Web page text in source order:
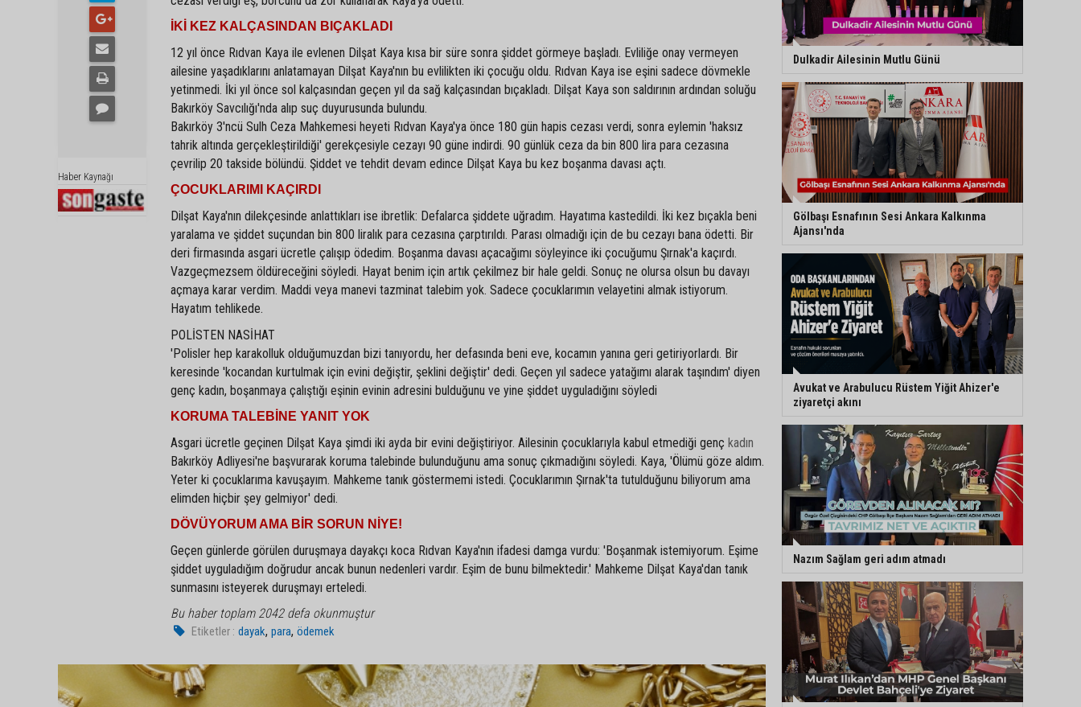
Haber Kaynağı
İKİ KEZ KALÇASINDAN BIÇAKLADI
12 yıl önce Rıdvan Kaya ile evlenen Dilşat Kaya kısa bir süre sonra şiddet görmeye başladı. Evliliğe onay vermeyen
ailesine yaşadıklarını anlatamayan Dilşat Kaya'nın bu evlilikten iki çocuğu oldu. Rıdvan Kaya ise eşini sadece dövmekle
yetinmedi. İki yıl önce sol kalçasından geçen yıl da sağ kalçasından bıçakladı. Dilşat Kaya son saldırının ardından soluğu
Bakırköy Savcılığı'nda alıp suç duyurusunda bulundu.
Bakırköy 3'ncü Sulh Ceza Mahkemesi heyeti Rıdvan Kaya'ya önce 180 gün hapis cezası verdi, sonra eylemin 'haksız
tahrik altında gerçekleştirildiği' gerekçesiyle cezayı 90 güne indirdi. 90 günlük ceza da bin 800 lira para cezasına
çevrilip 20 takside bölündü. Şiddet ve tehdit devam edince Dilşat Kaya bu kez boşanma davası açtı.
ÇOCUKLARIMI KAÇIRDI
Dilşat Kaya'nın dilekçesinde anlattıkları ise ibretlik: Defalarca şiddete uğradım. Hayatıma kastedildi. İki kez bıçakla beni
yaralama ve şiddet suçundan bin 800 liralık para cezasına çarptırıldı. Parası olmadığı için de bu cezayı bana ödetti. Bir
deri firmasında asgari ücretle çalışıp ödedim. Boşanma davası açacağımı söyleyince iki çocuğumu Şırnak'a kaçırdı.
Vazgeçmezsem öldüreceğini söyledi. Hayat benim için artık çekilmez bir hale geldi. Sonuç ne olursa olsun bu davayı
açmaya karar verdim. Maddi veya manevi tazminat talebim yok. Sadece çocuklarımın velayetini almak istiyorum.
Hayatım tehlikede.
POLİSTEN NASİHAT
'Polisler hep karakolluk olduğumuzdan bizi tanıyordu, her defasında beni eve, kocamın yanına geri getiriyorlardı. Bir
keresinde 'kocandan kurtulmak için evini değiştir, şeklini değiştir' dedi. Geçen yıl sadece yatağımı alarak taşındım' diyen
genç kadın, boşanmaya çalıştığı eşinin evinin adresini bulduğunu ve yine şiddet uyguladığını söyledi
KORUMA TALEBİNE YANIT YOK
Asgari ücretle geçinen Dilşat Kaya şimdi iki ayda bir evini değiştiriyor. Ailesinin çocuklarıyla kabul etmediği genç kadın
Bakırköy Adliyesi'ne başvurarak koruma talebinde bulunduğunu ama sonuç çıkmadığını söyledi. Kaya, 'Ölümü göze aldım.
Yeter ki çocuklarıma kavuşayım. Mahkeme tanık göstermemi istedi. Çocuklarımın Şırnak'ta tutulduğunu biliyorum ama
elimden hiçbir şey gelmiyor' dedi.
DÖVÜYORUM AMA BİR SORUN NİYE!
Geçen günlerde görülen duruşmaya dayakçı koca Rıdvan Kaya'nın ifadesi damga vurdu: 'Boşanmak istemiyorum. Eşime
şiddet uyguladığım doğrudur ancak bunun nedenleri vardır. Eşim de bunu bilmektedir.' Mahkeme Dilşat Kaya'dan tanık
sunmasını isteyerek duruşmayı erteledi.
Bu haber toplam 2042 defa okunmuştur
Etiketler : dayak,para,ödemek
Dulkadir Ailesinin Mutlu Günü
Gölbaşı Esnafının Sesi Ankara Kalkınma
Ajansı'nda
Avukat ve Arabulucu Rüstem Yiğit Ahizer'e
ziyaretçi akını
Nazım Sağlam geri adım atmadı